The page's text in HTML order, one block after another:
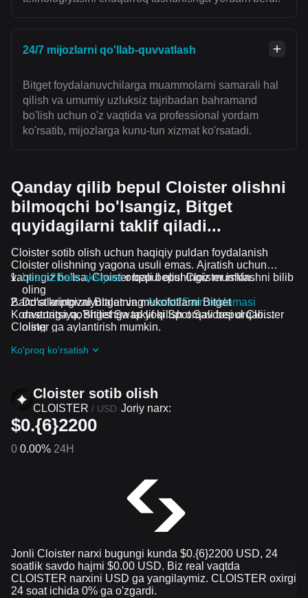
24/7 mijozlarni qo'llab-quvvatlash
Bitget foydalanuvchilarga muammolarni samarali hal
qilish va umumiy uzluksiz tajribadan bahramand
bo'lish uchun o'z vaqtida va professional yordam
ko'rsatib, mijozlarga kunu-tun xizmat ko'rsatadi.
Qanday qilib bepul Cloister olishni
bilmoqchi bo'lsangiz, Bitget
quyidagilarni taklif qiladi...
Cloister sotib olish uchun haqiqiy puldan foydalanish
Cloister olishning yagona usuli emas. Ajratish uchun
vaqtingiz bo'lsa, Cloister bepul olishingiz mumkin.
Learn2Earn aksiyasiorqali bepul Cloister ishlashni bilib
oling
Do'stlaringizni BitgetningAssist2Earn reklamasi
dasturiga qo'shilishga taklif qilish orqali bepul Cloister
oling
guruhiga qo'shilish orqali Cloister ta airdrop bepul oling
Barcha kriptovalyutalar va mukofotlarni Bitget
Konvertatsiya, Bitget Swap yoki Spot Savdosi orqali
Cloister ga aylantirish mumkin.
Ko'proq ko'rsatish
Cloister sotib olish
CLOISTER / USD Joriy narx:
$0.{6}2200
0 0.00% 24H
Jonli Cloister narxi bugungi kunda $0.{​6}2200 USD, 24
soatlik savdo hajmi $0.00 USD. Biz real vaqtda
CLOISTER narxini USD ga yangilaymiz. CLOISTER oxirgi
24 soat ichida 0% ga o'zgardi.